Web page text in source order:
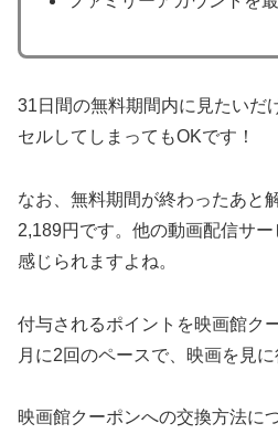
31日間の無料期間内に見たいだ
セルしてしまってもOKです！
なお、無料期間が終わったあと
2,189円です。他の動画配信サ
感じられますよね。
付与されるポイントを映画館ク
月に2回のペースで、映画を見
映画館クーポンへの交換方法に